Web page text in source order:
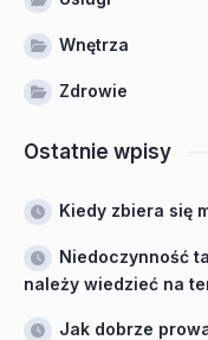
Wnętrza
Zdrowie
Ostatnie wpisy
Kiedy zbiera się
Niedoczynność
należy wiedzieć na
Jak dobrze